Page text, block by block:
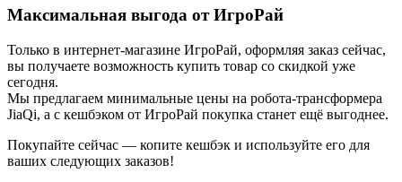
Максимальная выгода от ИгроРай
Только в интернет-магазине ИгроРай, оформляя заказ сейчас,
вы получаете возможность купить товар со скидкой уже
сегодня.
Мы предлагаем минимальные цены на робота-трансформера
JiaQi, а с кешбэком от ИгроРай покупка станет ещё выгоднее.
Покупайте сейчас — копите кешбэк и используйте его для
ваших следующих заказов!